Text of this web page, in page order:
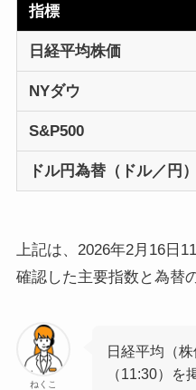
指標
日経平均株価
NYダウ
S&P500
ドル円為替（ドル／円）
上記は、2026年2月16日
確認した主要指数と為替
ねくこ
日経平均（
（11:30）を